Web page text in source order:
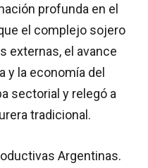
profunda en el
el complejo sojero
externas, el avance
y la economía del
sectorial y relegó a
tradicional.
Argentinas.